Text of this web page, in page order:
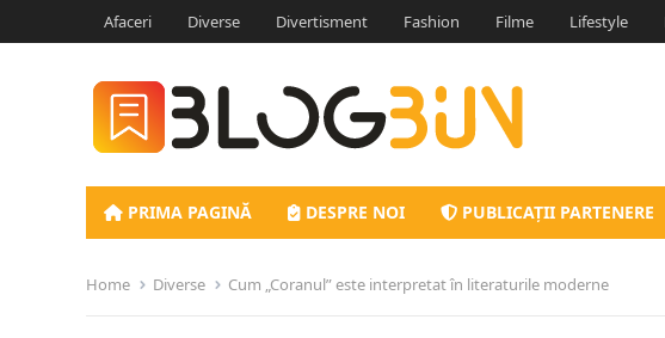
Afaceri Diverse Divertisment Fashion Filme Lifestyle
PRIMA PAGINĂ DESPRE NOI PUBLICAȚII PARTENERE
Home Diverse Cum „Coranul” este interpretat în literaturile moderne